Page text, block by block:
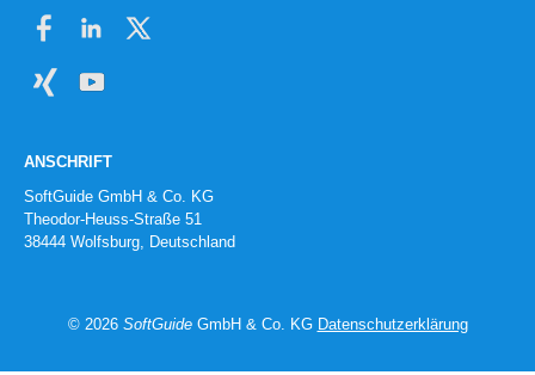
ANSCHRIFT
SoftGuide GmbH & Co. KG
Theodor-Heuss-Straße 51
38444 Wolfsburg, Deutschland
© 2026 SoftGuideGmbH & Co. KG Datenschutzerklärung